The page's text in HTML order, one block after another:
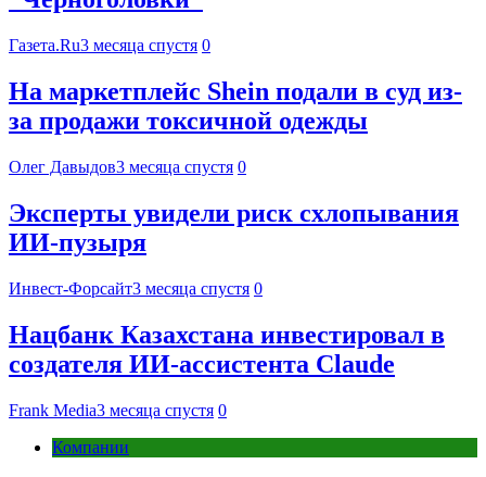
Газета.Ru3 месяца спустя 0
На маркетплейс Shein подали в суд из-
за продажи токсичной одежды
Олег Давыдов3 месяца спустя 0
Эксперты увидели риск схлопывания
ИИ-пузыря
Инвест-Форсайт3 месяца спустя 0
Нацбанк Казахстана инвестировал в
создателя ИИ-ассистента Claude
Frank Media3 месяца спустя 0
Компании